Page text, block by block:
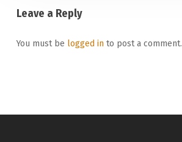
Leave a Reply
You must be logged into post a comment.